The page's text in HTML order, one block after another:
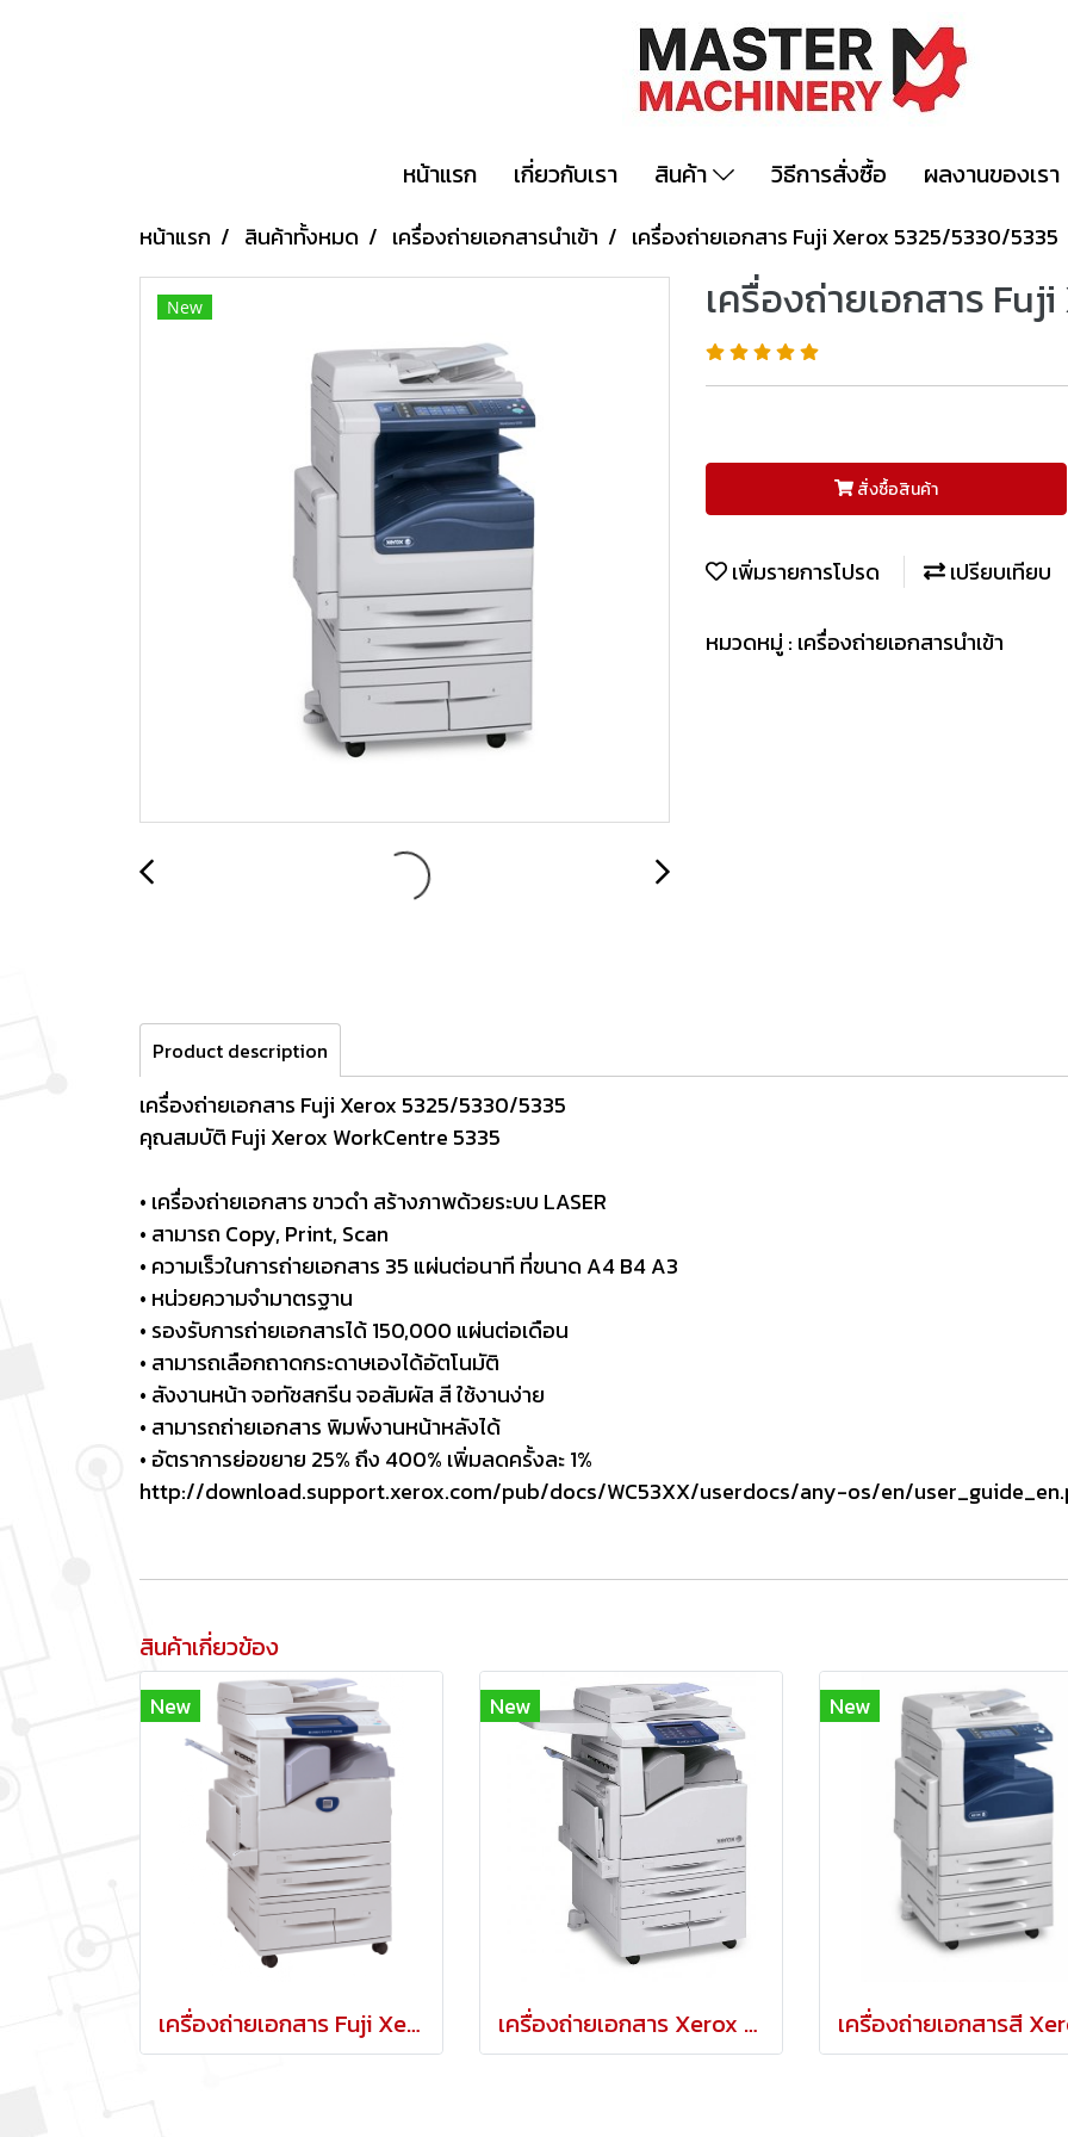
หน้าแรก เกี่ยวกับเรา สินค้า วิธีการสั่งซื้อ ผลงานของเรา
หน้าแรก สินค้าทั้งหมด เครื่องถ่ายเอกสารนำเข้า เครื่องถ่ายเอกสาร Fuji Xerox 5325/5330/5335
New เครื่องถ่ายเอกสาร
สั่งซื้อสินค้า
เพิ่มรายการโปรด เปรียบเทียบ
หมวดหมู่ : เครื่องถ่ายเอกสารนำเข้า
Product description
เครื่องถ่ายเอกสาร Fuji Xerox 5325/5330/5335
คุณสมบัติ Fuji Xerox WorkCentre 5335
• เครื่องถ่ายเอกสาร ขาวดำ สร้างภาพด้วยระบบ LASER
• สามารถ Copy, Print, Scan
• ความเร็วในการถ่ายเอกสาร 35 แผ่นต่อนาที ที่ขนาด A4 B4 A3
• หน่วยความจำมาตรฐาน
• รองรับการถ่ายเอกสารได้ 150,000 แผ่นต่อเดือน
• สามารถเลือกถาดกระดาษเองได้อัตโนมัติ
• สังงานหน้า จอทัชสกรีน จอสัมผัส สี ใช้งานง่าย
• สามารถถ่ายเอกสาร พิมพ์งานหน้าหลังได้
• อัตราการย่อขยาย 25% ถึง 400% เพิ่มลดครั้งละ 1%
http://download.support.xerox.com/pub/docs/WC53XX/userdocs/any-os/en/
สินค้าเกี่ยวข้อง
New
เครื่องถ่ายเอกสาร Fuji Xerox 5225/5230
New
เครื่องถ่ายเอกสาร Xerox WorkCentre 7435
New